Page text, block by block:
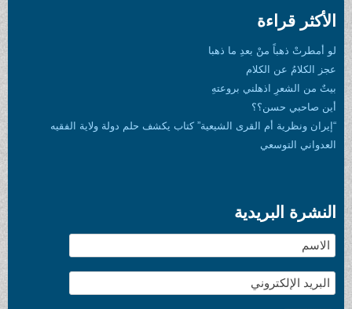
الأكثر قراءة
لو أمطرتْ ذهباً منْ بعدِ ما ذهبا
عجز الكلامُ عن الكلام
بيتٌ من الشعرِ اذهلني بروعتهِ
أين صاحبي حسن؟؟
“إيران ونظرية أم القرى الشيعية” كتاب يكشف حلم دولة ولاية الفقيه
العدواني التوسعي
النشرة البريدية